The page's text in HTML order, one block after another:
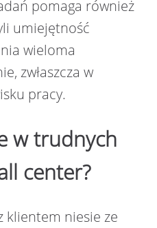
pomaga również
umiejętność
wieloma
zwłaszcza w
pracy.
w trudnych
center?
klientem niesie ze